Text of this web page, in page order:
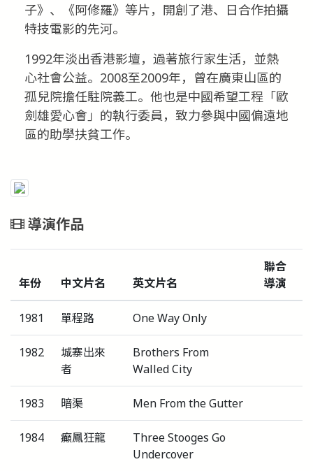
子》、《阿修羅》等片，開創了港、日合作拍攝
特技電影的先河。
1992年淡出香港影壇，過著旅行家生活，並熱
心社會公益。2008至2009年，曾在廣東山區的
孤兒院擔任駐院義工。他也是中國希望工程「歐
劍雄愛心會」的執行委員，致力參與中國偏遠地
區的助學扶貧工作。
導演作品
年份 中文片名 英文片名
聯合
導演
1981 單程路 One Way Only
1982
城寨出來
者
Brothers From
Walled City
1983 暗渠 Men From the Gutter
1984 癲鳳狂龍
Three Stooges Go
Undercover